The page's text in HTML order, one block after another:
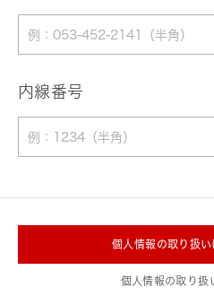
内線番号
個人情報の取り扱
個人情報の取り扱